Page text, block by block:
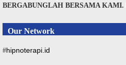
BERGABUNGLAH BERSAMA KAMI.
Our Network
#hipnoterapi.id